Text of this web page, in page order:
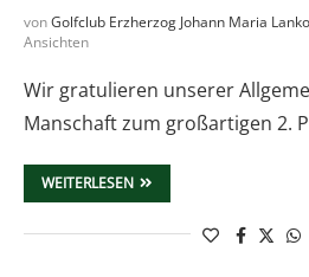
vonGolfclub Erzherzog Johann Maria
Ansichten
Wir gratulieren unserer
Manschaft zum großartigen 2.
WEITERLESEN